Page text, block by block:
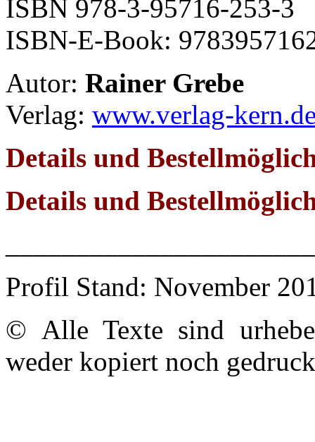
ISBN 978-3-95716-253-3
ISBN-E-Book:
Autor: Rainer Grebe
Verlag: www.verlag-
Details und
Details und
Profil Stand: November
© Alle Texte sind
weder kopiert noch